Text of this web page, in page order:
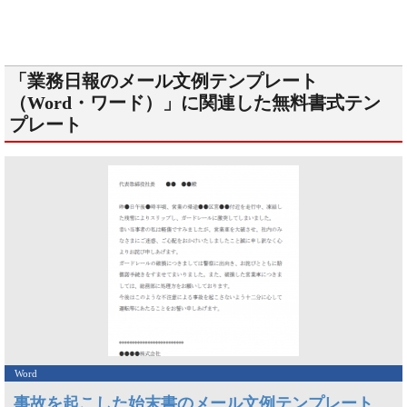
「業務日報のメール文例テンプレート
（Word・ワード）」に関連した無料書式テン
プレート
Word
事故を起こした始末書のメール文例テンプレート